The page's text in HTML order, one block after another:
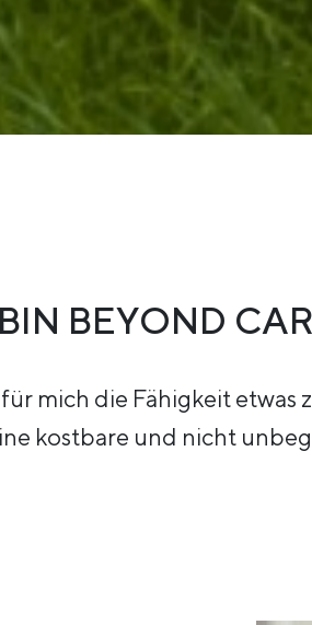
BEYOND
mich die Fähigkeit etwas
kostbare und nicht